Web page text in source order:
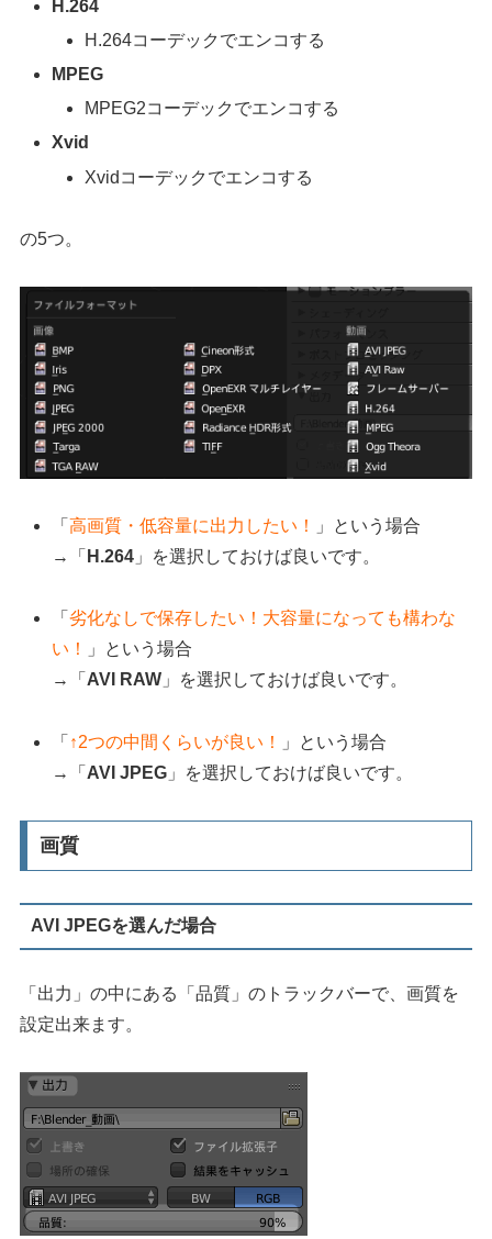
H.264
H.264コーデックでエンコする
MPEG
MPEG2コーデックでエンコする
Xvid
Xvidコーデックでエンコする
の5つ。
「高画質・低容量に出力したい！
」という場合
→「 H.264 」を選択しておけば良いです。
「劣化なしで保存したい！大容量になっても構わな
い！
」という場合
→「AVI RAW 」を選択しておけば良いです。
「 ↑2つの中間くらいが良い！
」という場合
→「 AVI JPEG 」を選択しておけば良いです。
画質
AVI JPEGを選んだ場合
「出力」の中にある「品質」のトラックバーで、画質を
設定出来ます。